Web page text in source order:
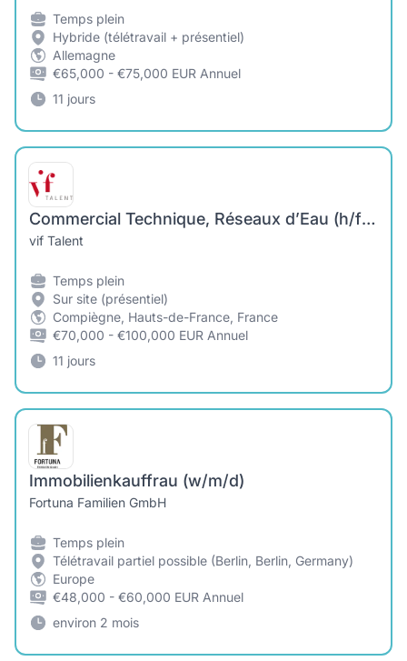
Temps plein
Hybride (télétravail + présentiel)
Allemagne
€65,000 - €75,000 EUR Annuel
11 jours
Commercial Technique, Réseaux d’Eau (h/f/x)
vif Talent
Temps plein
Sur site (présentiel)
Compiègne, Hauts-de-France, France
€70,000 - €100,000 EUR Annuel
11 jours
Immobilienkauffrau (w/m/d)
Fortuna Familien GmbH
Temps plein
Télétravail partiel possible (Berlin, Berlin, Germany)
Europe
€48,000 - €60,000 EUR Annuel
environ 2 mois